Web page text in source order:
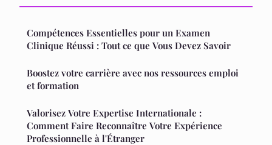
Compétences Essentielles pour un Examen
Clinique Réussi : Tout ce que Vous Devez Savoir
Boostez votre carrière avec nos ressources emploi
et formation
Valorisez Votre Expertise Internationale :
Comment Faire Reconnaître Votre Expérience
Professionnelle à l'Étranger